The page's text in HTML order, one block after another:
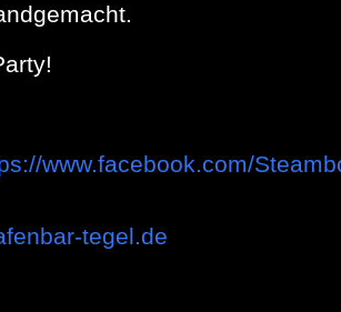
www.facebook.com/
tegel.de